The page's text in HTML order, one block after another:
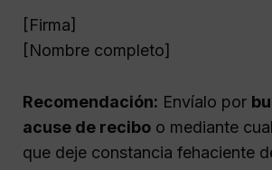
[Firma]
[Nombre completo]
Recomendación: Envíalo por
acuse de recibo o mediante
que deje constancia fehaciente